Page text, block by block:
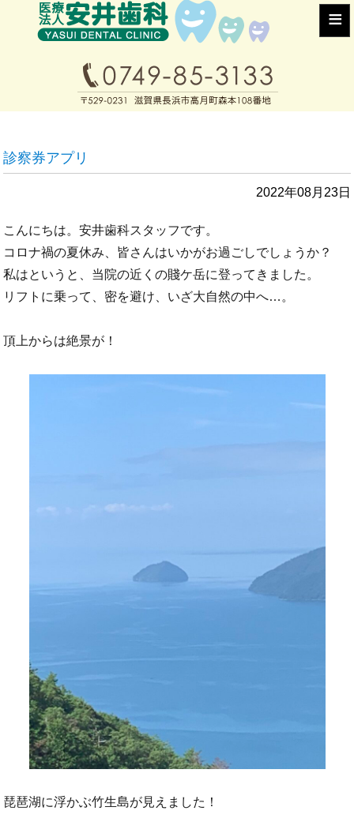
≡
診察券アプリ
2022年08月23日
こんにちは。安井歯科スタッフです。
コロナ禍の夏休み、皆さんはいかがお過ごしでしょうか？
私はというと、当院の近くの賤ケ岳に登ってきました。
リフトに乗って、密を避け、いざ大自然の中へ…。
頂上からは絶景が！
琵琶湖に浮かぶ竹生島が見えました！